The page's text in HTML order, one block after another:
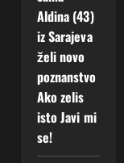
Aldina (43)
iz Sarajeva
želi novo
poznanstvo
Ako zelis
isto Javi mi
se!